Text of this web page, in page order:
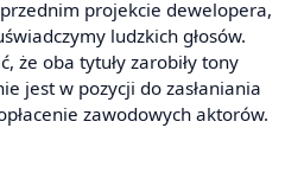
projekcie dewelopera,
ludzkich głosów.
że oba tytuły zarobiły tony
jest w pozycji do zasłaniania
zawodowych aktorów.